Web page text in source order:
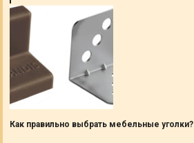
Как правильно выбрать мебельные уголки?